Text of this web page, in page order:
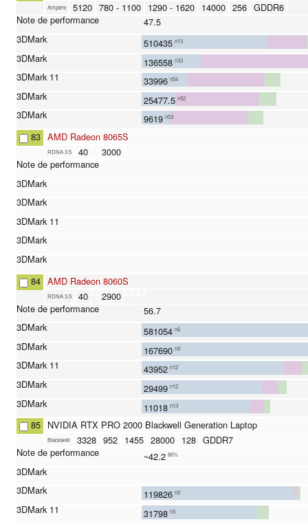
Ampere 5120 780 - 1100 1290 - 1620 14000 256 GDDR6
47.5
510435 n13
136558 n33
33996 n54
25477.5 n52
9619 n53
83 AMD Radeon 8065S
RDNA 3.5 40 3000
84 AMD Radeon 8060S
RDNA 3.5 40
2900
56.7
581054 n6
167690 n9
43952 n12
29499 n12
11018 n13
85 NVIDIA RTX PRO 2000 Blackwell Generation Laptop
Blackwell 3328 952 1455 28000 128 GDDR7
~42.2 80%
119826 n2
31798 n3